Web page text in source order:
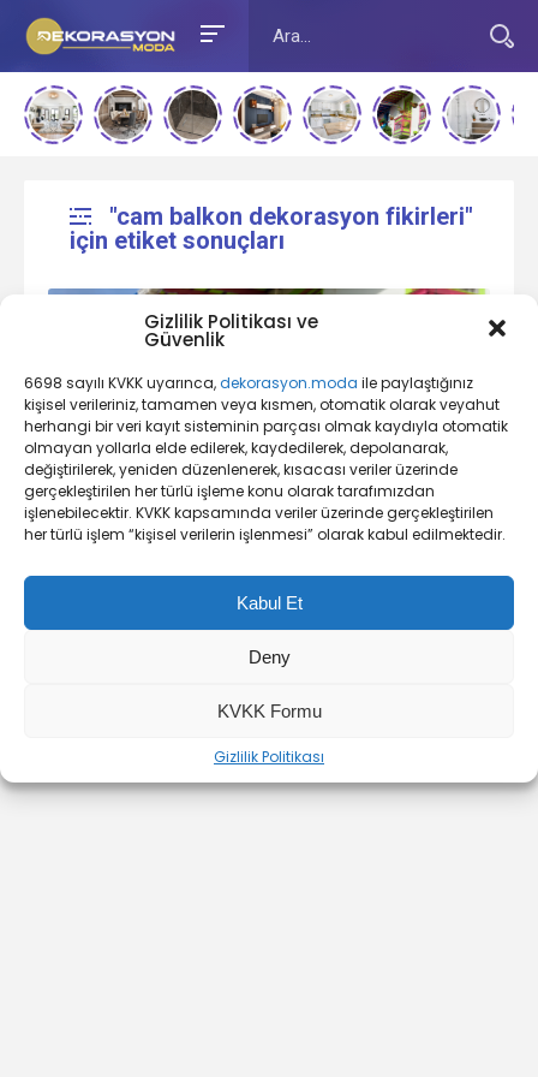
Gizlilik Politikası ve
Güvenlik
6698 sayılı KVKK uyarınca,dekorasyon.moda ile paylaştığınız
kişisel verileriniz, tamamen veya kısmen, otomatik olarak veyahut
herhangi bir veri kayıt sisteminin parçası olmak kaydıyla otomatik
olmayan yollarla elde edilerek, kaydedilerek, depolanarak,
değiştirilerek, yeniden düzenlenerek, kısacası veriler üzerinde
gerçekleştirilen her türlü işleme konu olarak tarafımızdan
işlenebilecektir. KVKK kapsamında veriler üzerinde gerçekleştirilen
her türlü işlem “kişisel verilerin işlenmesi” olarak kabul edilmektedir.
Kabul Et
Deny
KVKK Formu
Gizlilik Politikası
"cam balkon dekorasyon fikirleri"
için etiket sonuçları
Balkon Dekorasyonu Nedir?